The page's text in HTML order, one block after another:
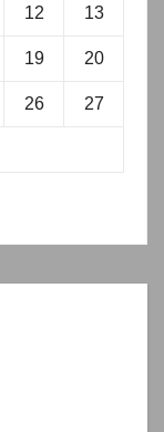
12 13
19 20
26 27